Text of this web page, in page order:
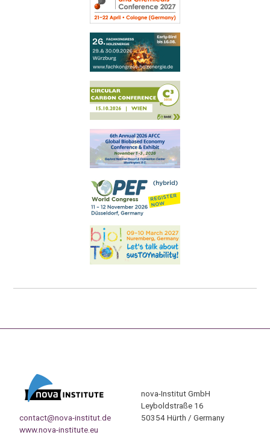
contact@nova-institut.de
www.nova-institute.eu
nova-Institut GmbH
Leyboldstraße 16
50354 Hürth / Germany